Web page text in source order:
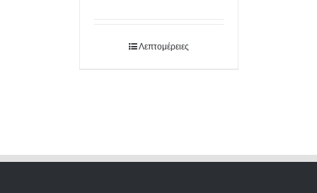
Λεπτομέρειες